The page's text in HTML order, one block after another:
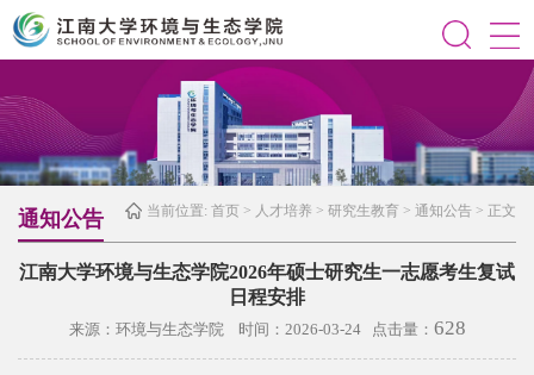
当前位置: 首页 > 人才培养 > 研究生教育 > 通知公告 > 正文
通知公告
江南大学环境与生态学院2026年硕士研究生一志愿考生复试
日程安排
来源：环境与生态学院 时间：2026-03-24 点击量： 628